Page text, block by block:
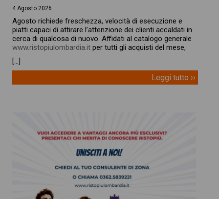
4 Agosto 2026
Agosto richiede freschezza, velocità di esecuzione e
piatti capaci di attirare l’attenzione dei clienti accaldati in
cerca di qualcosa di nuovo. Affidati al catalogo generale
www.ristopiulombardia.it per tutti gli acquisti del mese,
[…]
Leggi tutto ››